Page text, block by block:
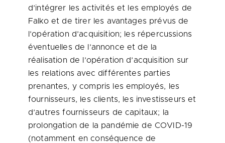
d’intégrer les activités et les employés de
Falko et de tirer les avantages prévus de
l’opération d’acquisition; les répercussions
éventuelles de l’annonce et de la
réalisation de l’opération d’acquisition sur
les relations avec différentes parties
prenantes, y compris les employés, les
fournisseurs, les clients, les investisseurs et
d’autres fournisseurs de capitaux; la
prolongation de la pandémie de COVID-19
(notamment en conséquence de